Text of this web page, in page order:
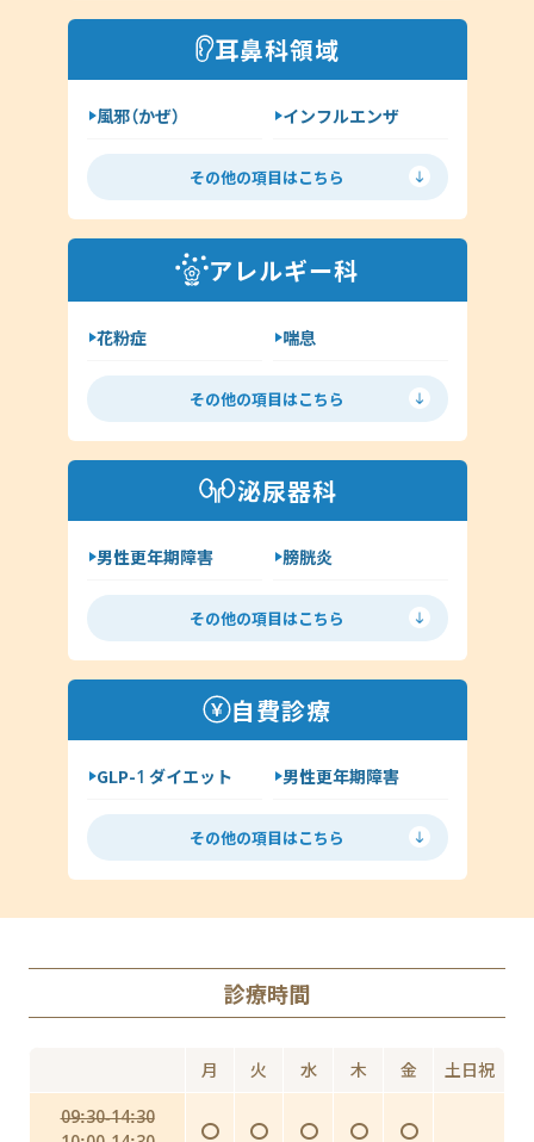
イボ（尋常性疣贅:ゆうぜい）
しみ・肝斑
ハイドロキノン
その他（皮膚科）
耳鼻科領域
風邪（かぜ）
インフルエンザ
扁桃炎
花粉症
舌下免疫療法
中耳炎
クラミジア
その他（耳鼻科領域）
その他の項目はこちら
アレルギー科
花粉症
喘息
舌下免疫療法
アレルギー検査
手荒れ・肌荒れ
じんましん
その他（アレルギー科）
その他の項目はこちら
泌尿器科
男性更年期障害
膀胱炎
尿道炎
亀頭包皮炎
性病の種類について
ヘルペス
クラミジア
梅毒
尖圭コンジローマ
マイコプラズマ・ウレアプラズマ
その他の項目はこちら
自費診療
GLP-1 ダイエット
男性更年期障害
低用量ピル
ミニピル
月経移動
アフターピル
Doxy PEP（ドキシペップ）
インフルエンザ予防投与（予防内服）
その他の項目はこちら
診療時間
月 火 水 木 金 土日祝
09:30-14:30
〇 〇 〇 〇 〇